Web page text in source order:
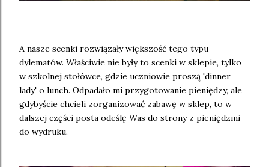
A nasze scenki rozwiązały większość tego typu
dylematów. Właściwie nie były to scenki w sklepie, tylko
w szkolnej stołówce, gdzie uczniowie proszą 'dinner
lady' o lunch. Odpadało mi przygotowanie pieniędzy, ale
gdybyście chcieli zorganizować zabawę w sklep, to w
dalszej części posta odeślę Was do strony z pieniędzmi
do wydruku.